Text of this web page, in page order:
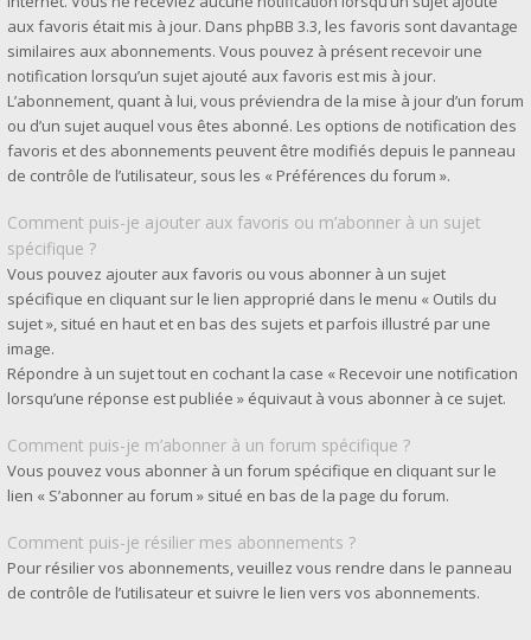
aux favoris était mis à jour. Dans phpBB 3.3, les favoris sont davantage
similaires aux abonnements. Vous pouvez à présent recevoir une
notification lorsqu’un sujet ajouté aux favoris est mis à jour.
L’abonnement, quant à lui, vous préviendra de la mise à jour d’un forum
ou d’un sujet auquel vous êtes abonné. Les options de notification des
favoris et des abonnements peuvent être modifiés depuis le panneau
de contrôle de l’utilisateur, sous les « Préférences du forum ».
Comment puis-je ajouter aux favoris ou m’abonner à un sujet
spécifique ?
Vous pouvez ajouter aux favoris ou vous abonner à un sujet
spécifique en cliquant sur le lien approprié dans le menu « Outils du
sujet », situé en haut et en bas des sujets et parfois illustré par une
image.
Répondre à un sujet tout en cochant la case « Recevoir une notification
lorsqu’une réponse est publiée » équivaut à vous abonner à ce sujet.
Comment puis-je m’abonner à un forum spécifique ?
Vous pouvez vous abonner à un forum spécifique en cliquant sur le
lien « S’abonner au forum » situé en bas de la page du forum.
Comment puis-je résilier mes abonnements ?
Pour résilier vos abonnements, veuillez vous rendre dans le panneau
de contrôle de l’utilisateur et suivre le lien vers vos abonnements.